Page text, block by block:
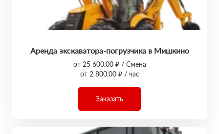
Аренда экскаватора-погрузчика в Мишкино
от 25 600,00 ₽ / Смена
от 2 800,00 ₽ / час
Заказать